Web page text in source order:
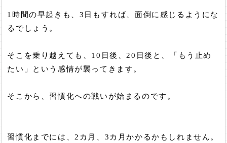
1時間の早起きも、3日もすれば、面倒に感じるようにな
るでしょう。
そこを乗り越えても、10日後、20日後と、「もう止め
たい」という感情が襲ってきます。
そこから、習慣化への戦いが始まるのです。
習慣化までには、2カ月、3カ月かかるかもしれません。